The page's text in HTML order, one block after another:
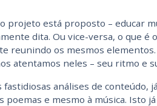
projeto está proposto – educar
dita. Ou vice-versa, o que é
reunindo os mesmos elementos.
atentamos neles – seu ritmo e
análises de conteúdo,
poemas e mesmo à música. Isto